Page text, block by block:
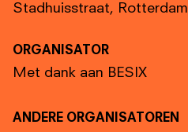
Stadhuisstraat, Rotterdam
ORGANISATOR
Met dank aan BESIX
ANDERE ORGANISATOREN